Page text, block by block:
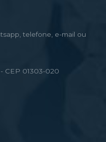
telefone, e-mail ou
CEP 01303-020